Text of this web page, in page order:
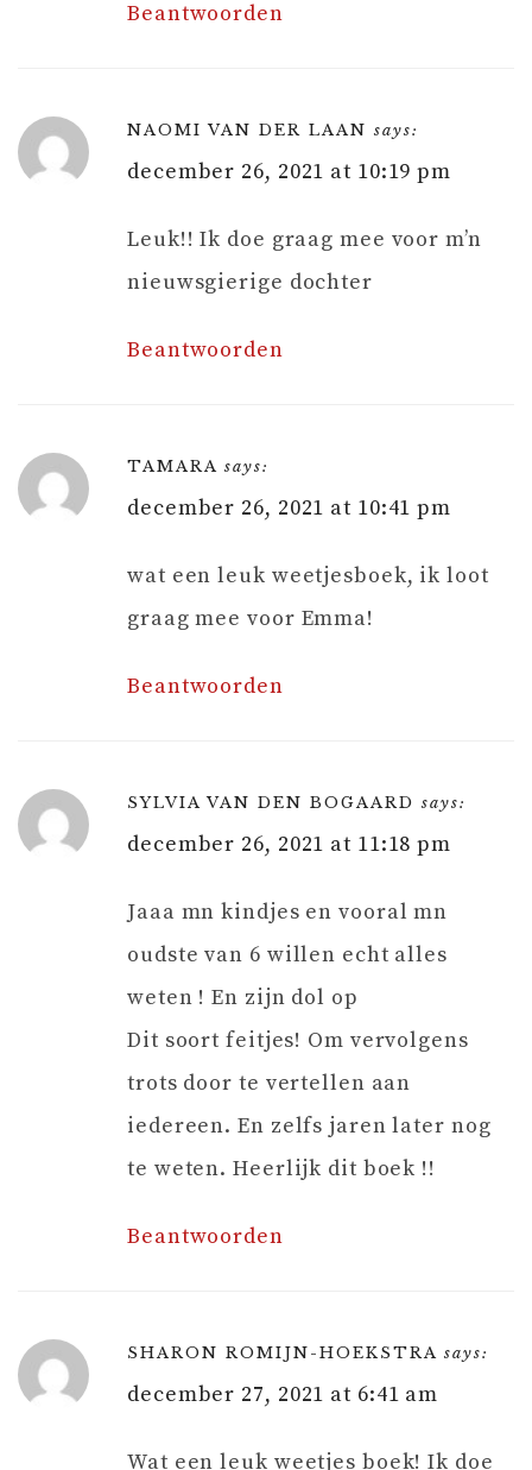
Beantwoorden
NAOMI VAN DER LAAN says:
december 26, 2021 at 10:19 pm
Leuk!! Ik doe graag mee voor m’n
nieuwsgierige dochter
Beantwoorden
TAMARA says:
december 26, 2021 at 10:41 pm
wat een leuk weetjesboek, ik loot
graag mee voor Emma!
Beantwoorden
SYLVIA VAN DEN BOGAARD says:
december 26, 2021 at 11:18 pm
Jaaa mn kindjes en vooral mn
oudste van 6 willen echt alles
weten ! En zijn dol op
Dit soort feitjes! Om vervolgens
trots door te vertellen aan
iedereen. En zelfs jaren later nog
te weten. Heerlijk dit boek !!
Beantwoorden
SHARON ROMIJN-HOEKSTRA says:
december 27, 2021 at 6:41 am
Wat een leuk weetjes boek! Ik doe